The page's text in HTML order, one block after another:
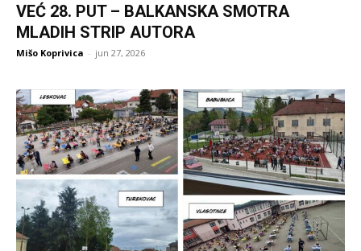
VEĆ 28. PUT – BALKANSKA SMOTRA
MLADIH STRIP AUTORA
Mišo Koprivica - jun 27, 2026